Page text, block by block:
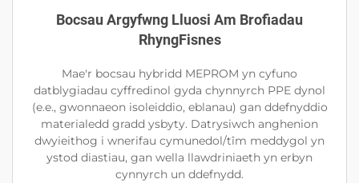
Bocsau Argyfwng Lluosi Am Brofiadau
RhyngFisnes
Mae'r bocsau hybridd MEPROM yn cyfuno
datblygiadau cyffredinol gyda chynnyrch PPE dynol
(e.e., gwonnaeon isoleiddio, eblanau) gan ddefnyddio
materialedd gradd ysbyty. Datrysiwch anghenion
dwyieithog i wnerifau cymunedol/tîm meddygol yn
ystod diastiau, gan wella llawdriniaeth yn erbyn
cynnyrch un ddefnydd.